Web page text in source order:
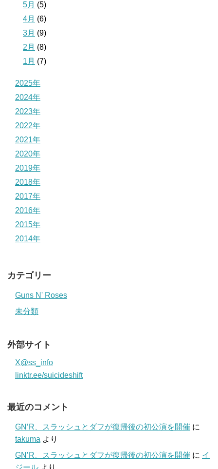
5月 (5)
4月 (6)
3月 (9)
2月 (8)
1月 (7)
2025年
2024年
2023年
2022年
2021年
2020年
2019年
2018年
2017年
2016年
2015年
2014年
カテゴリー
Guns N' Roses
未分類
外部サイト
X@ss_info
linktr.ee/suicideshift
最近のコメント
GN’R、スラッシュとダフが復帰後の初公演を開催 に
takuma より
GN’R、スラッシュとダフが復帰後の初公演を開催 に イ
ジール より